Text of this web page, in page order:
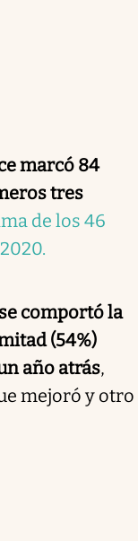
marcó 84
tres
de los 46
comportó la
(54%)
año atrás,
mejoró y otro